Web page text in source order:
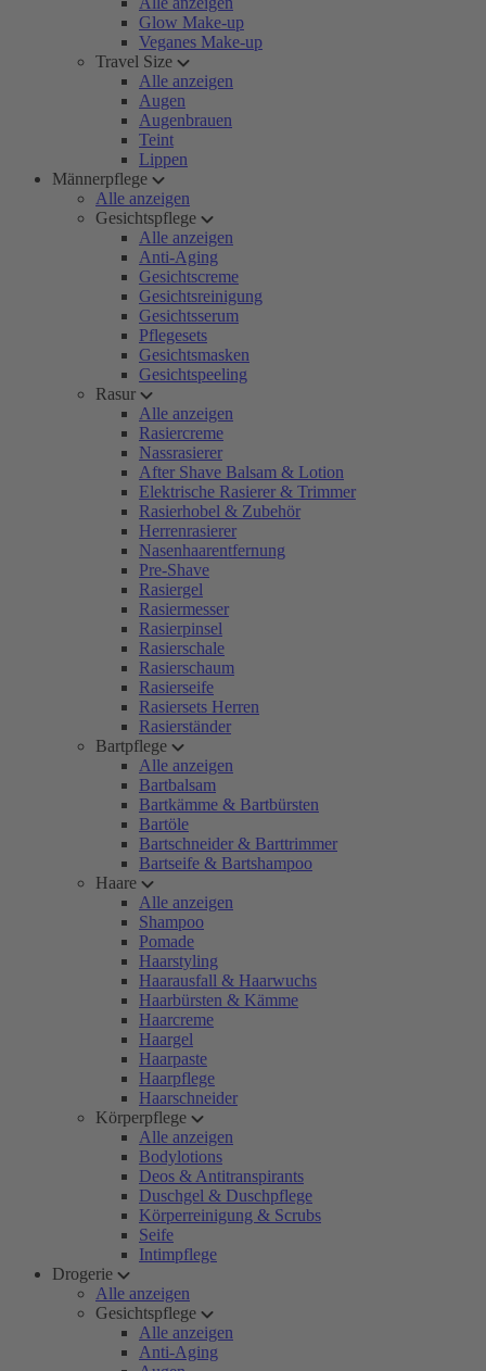
Glow Make-up
Veganes Make-up
Travel Size
Alle anzeigen
Augen
Augenbrauen
Teint
Lippen
Männerpflege
Alle anzeigen
Gesichtspflege
Alle anzeigen
Anti-Aging
Gesichtscreme
Gesichtsreinigung
Gesichtsserum
Pflegesets
Gesichtsmasken
Gesichtspeeling
Rasur
Alle anzeigen
Rasiercreme
Nassrasierer
After Shave Balsam & Lotion
Elektrische Rasierer & Trimmer
Rasierhobel & Zubehör
Herrenrasierer
Nasenhaarentfernung
Pre-Shave
Rasiergel
Rasiermesser
Rasierpinsel
Rasierschale
Rasierschaum
Rasierseife
Rasiersets Herren
Rasierständer
Bartpflege
Alle anzeigen
Bartbalsam
Bartkämme & Bartbürsten
Bartöle
Bartschneider & Barttrimmer
Bartseife & Bartshampoo
Haare
Alle anzeigen
Shampoo
Pomade
Haarstyling
Haarausfall & Haarwuchs
Haarbürsten & Kämme
Haarcreme
Haargel
Haarpaste
Haarpflege
Haarschneider
Körperpflege
Alle anzeigen
Bodylotions
Deos & Antitranspirants
Duschgel & Duschpflege
Körperreinigung & Scrubs
Seife
Intimpflege
Drogerie
Alle anzeigen
Gesichtspflege
Alle anzeigen
Anti-Aging